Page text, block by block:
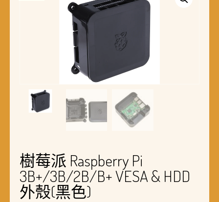
樹莓派 Raspberry Pi
3B+/3B/2B/B+ VESA & HDD
外殼(黑色)